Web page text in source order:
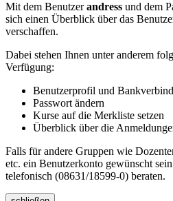
Mit dem Benutzerandress und dem
sich einen Überblick über das
verschaffen.
Dabei stehen Ihnen unter anderem
Verfügung:
Benutzerprofil und
Passwort ändern
Kurse auf die Merkliste setzen
Überblick über die
Falls für andere Gruppen wie
etc. ein Benutzerkonto gewünscht
telefonisch (08631/18599-0) beraten.